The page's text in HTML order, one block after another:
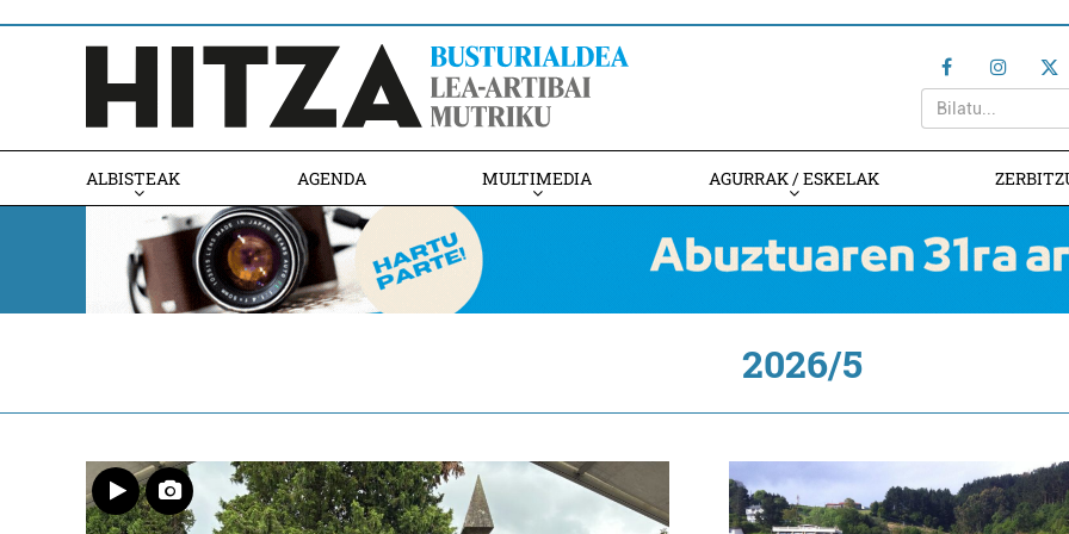
ALBISTEAK AGENDA MULTIMEDIA AGURRAK / ESKELAK
2026/5